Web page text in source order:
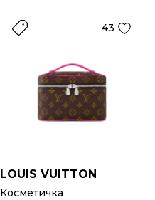
43
LOUIS VUITTON
Косметичка